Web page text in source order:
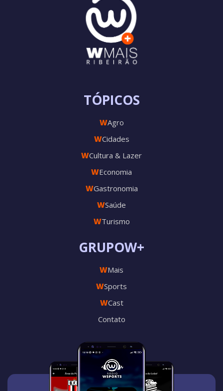
GRUPOW+
WMais
WSports
WCast
Contato
TÓPICOS
WAgro
WCidades
WCultura & Lazer
WEconomia
WGastronomia
WSaúde
WTurismo